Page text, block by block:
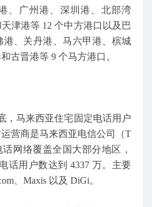
、广州港、深圳港、北部湾
津港等 12 个中方港口以及巴
、关丹港、马六甲港、槟城
古晋港等 9 个马方港口。
，马来西亚住宅固定电话用户
营商是马来西亚电信公司（T
网络覆盖全国大部分地区，
话用户数达到 4337 万。主要
、Maxis 以及 DiGi。